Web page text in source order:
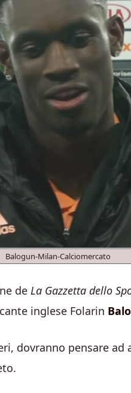
Balogun-Milan-Calciomercato
de La Gazzetta dello
inglese Folarin
dovranno pensare